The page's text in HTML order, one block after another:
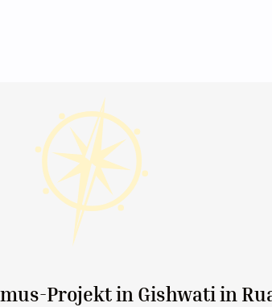
Projekt in Gishwati in